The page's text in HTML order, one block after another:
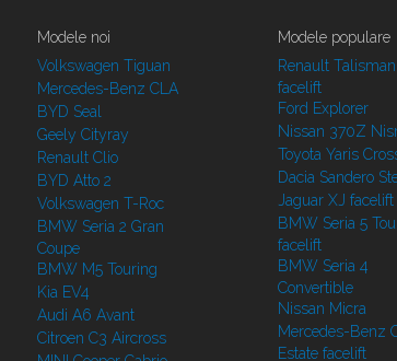
Modele noi
Volkswagen Tiguan
Mercedes-Benz CLA
BYD Seal
Geely Cityray
Renault Clio
BYD Atto 2
Volkswagen T-Roc
BMW Seria 2 Gran
Coupe
BMW M5 Touring
Kia EV4
Audi A6 Avant
Citroen C3 Aircross
Modele populare
Renault
facelift
Ford Explorer
Nissan 370Z
Toyota Yaris
Dacia Sandero
Jaguar XJ facelift
BMW Seria 5
facelift
BMW Seria 4
Convertible
Nissan Micra
Mercedes-Benz
Estate facelift